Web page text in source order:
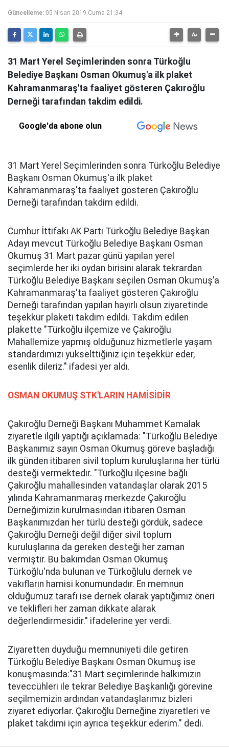
Güncelleme: 05 Nisan 2019 Cuma 21:34
31 Mart Yerel Seçimlerinden sonra Türkoğlu
Belediye Başkanı Osman Okumuş'a ilk plaket
Kahramanmaraş'ta faaliyet gösteren Çakıroğlu
Derneği tarafından takdim edildi.
Google'da abone olun
31 Mart Yerel Seçimlerinden sonra Türkoğlu Belediye
Başkanı Osman Okumuş'a ilk plaket
Kahramanmaraş'ta faaliyet gösteren Çakıroğlu
Derneği tarafından takdim edildi.
Cumhur İttifakı AK Parti Türkoğlu Belediye Başkan
Adayı mevcut Türkoğlu Belediye Başkanı Osman
Okumuş 31 Mart pazar günü yapılan yerel
seçimlerde her iki oydan birisini alarak tekrardan
Türkoğlu Belediye Başkanı seçilen Osman Okumuş’a
Kahramanmaraş'ta faaliyet gösteren Çakıroğlu
Derneği tarafından yapılan hayırlı olsun ziyaretinde
teşekkür plaketi takdim edildi. Takdim edilen
plakette "Türkoğlu ilçemize ve Çakıroğlu
Mahallemize yapmış olduğunuz hizmetlerle yaşam
standardımızı yükselttiğiniz için teşekkür eder,
esenlik dileriz." ifadesi yer aldı.
OSMAN OKUMUŞ STK'LARIN HAMİSİDİR
Çakıroğlu Derneği Başkanı Muhammet Kamalak
ziyaretle ilgili yaptığı açıklamada: "Türkoğlu Belediye
Başkanımız sayın Osman Okumuş göreve başladığı
ilk günden itibaren sivil toplum kuruluşlarına her türlü
desteği vermektedir. "Türkoğlu ilçesine bağlı
Çakıroğlu mahallesinden vatandaşlar olarak 2015
yılında Kahramanmaraş merkezde Çakıroğlu
Derneğimizin kurulmasından itibaren Osman
Başkanımızdan her türlü desteği gördük, sadece
Çakıroğlu Derneği değil diğer sivil toplum
kuruluşlarına da gereken desteği her zaman
vermiştir. Bu bakımdan Osman Okumuş
Türkoğlu'nda bulunan ve Türkoğlulu dernek ve
vakıfların hamisi konumundadır. En memnun
olduğumuz tarafı ise dernek olarak yaptığımız öneri
ve teklifleri her zaman dikkate alarak
değerlendirmesidir." ifadelerine yer verdi.
Ziyaretten duyduğu memnuniyeti dile getiren
Türkoğlu Belediye Başkanı Osman Okumuş ise
konuşmasında:"31 Mart seçimlerinde halkımızın
teveccühleri ile tekrar Belediye Başkanlığı görevine
seçilmemizin ardından vatandaşlarımız bizleri
ziyaret ediyorlar. Çakıroğlu Derneğine ziyaretleri ve
plaket takdimi için ayrıca teşekkür ederim." dedi.